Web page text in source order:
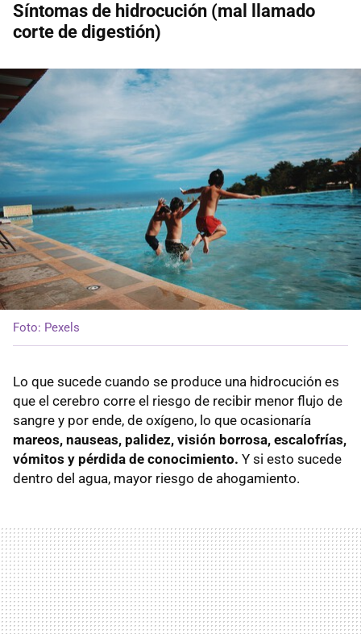
Síntomas de hidrocución (mal llamado
corte de digestión)
Foto: Pexels
Lo que sucede cuando se produce una hidrocución es
que el cerebro corre el riesgo de recibir menor flujo de
sangre y por ende, de oxígeno, lo que ocasionaría
mareos, nauseas, palidez, visión borrosa, escalofrías,
vómitos y pérdida de conocimiento. Y si esto sucede
dentro del agua, mayor riesgo de ahogamiento.